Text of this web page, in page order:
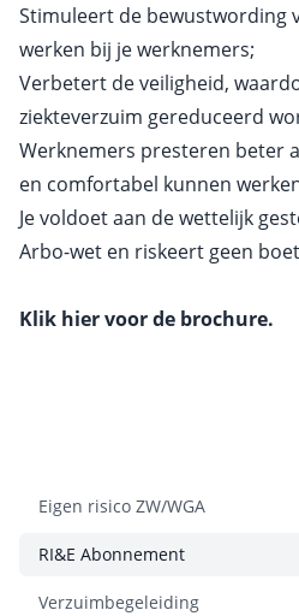
Stimuleert de bewustwording
werken bij je werknemers;
Verbetert de veiligheid,
ziekteverzuim gereduceerd
Werknemers presteren beter
en comfortabel kunnen
Je voldoet aan de wettelijk
Arbo-wet en riskeert geen
Klik hier voor de brochure.
Eigen risico ZW/WGA
RI&E Abonnement
Verzuimbegeleiding